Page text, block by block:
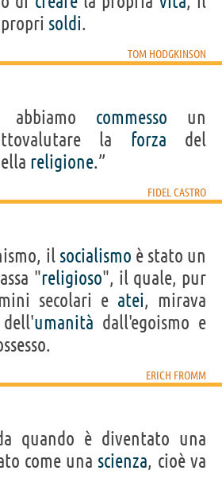
soldi.
TOM HODGKINSON
abbiamo commesso un
la forza del
religione.”
FIDEL CASTRO
il socialismo è stato un
"religioso", il quale, pur
secolari e atei, mirava
umanità dall'egoismo e
ERICH FROMM
quando è diventato una
come una scienza, cioè va